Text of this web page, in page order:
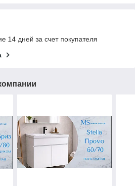
14 дней за счет покупателя